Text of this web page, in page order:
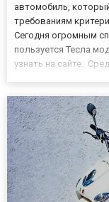
автомобиль,
требованиям
Сегодня огромным
пользуется Тесла
узнать на сайте.
динами...